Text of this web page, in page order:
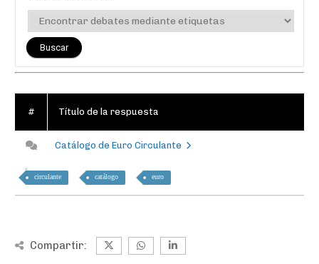
# Título de la respuesta
Catálogo de Euro Circulante
circulante catálogo euro
Compartir: